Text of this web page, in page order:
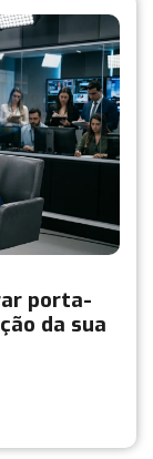
porta-
da sua